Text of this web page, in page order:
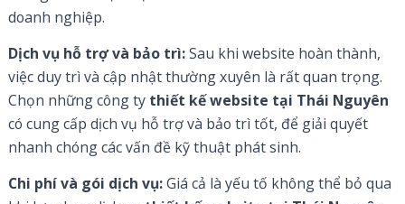
doanh nghiệp.
Dịch vụ hỗ trợ và bảo trì:Sau khi website hoàn thành,
việc duy trì và cập nhật thường xuyên là rất quan trọng.
Chọn những công ty thiết kế website tại Thái Nguyên
có cung cấp dịch vụ hỗ trợ và bảo trì tốt, để giải quyết
nhanh chóng các vấn đề kỹ thuật phát sinh.
Chi phí và gói dịch vụ:Giá cả là yếu tố không thể bỏ qua